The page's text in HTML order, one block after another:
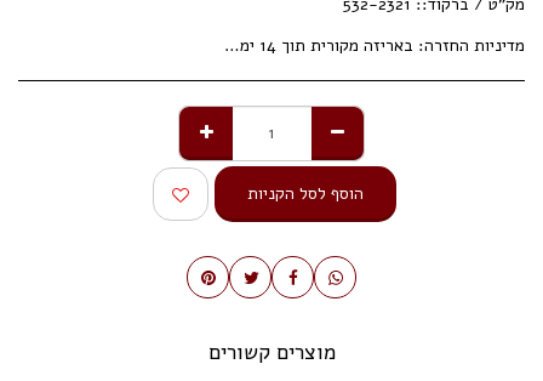
מדיניות החזרה: באריזה מקורית תוך 14 ימי עסקים.
הוסף לסל הקניות
מוצרים קשורים